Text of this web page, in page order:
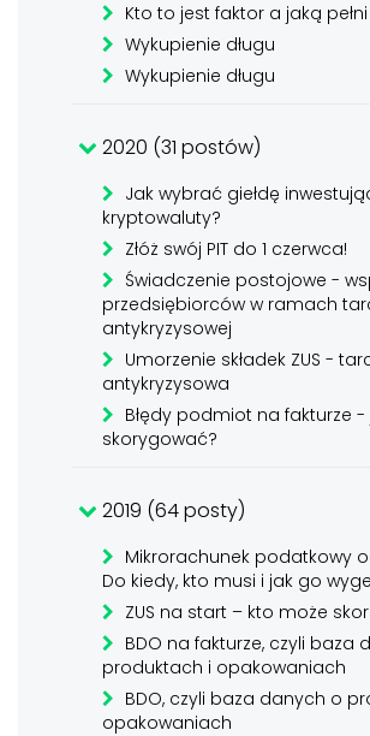
Kto to jest faktor a jaką
Wykupienie długu
Wykupienie długu
2020 (31 postów)
Jak wybrać giełdę
kryptowaluty?
Złóż swój PIT do 1 czerwca!
Świadczenie postojowe -
przedsiębiorców w ramach
antykryzysowej
Umorzenie składek ZUS -
antykryzysowa
Błędy podmiot na fakturze -
skorygować?
2019 (64 posty)
Mikrorachunek podatkowy
Do kiedy, kto musi i jak go
ZUS na start – kto może
BDO na fakturze, czyli baza
produktach i opakowaniach
BDO, czyli baza danych o
opakowaniach